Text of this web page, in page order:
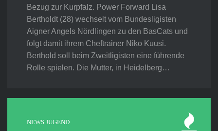
Bezug zur Kurpfalz. Power Forward Lisa
Bertholdt (28) wechselt vom Bundesligisten
Aigner Angels Nördlingen zu den BasCats und
folgt damit ihrem Cheftrainer Niko Kuusi.
Berthold soll beim Zweitligisten eine führende
Rolle spielen. Die Mutter, in Heidelberg…
NEWS JUGEND